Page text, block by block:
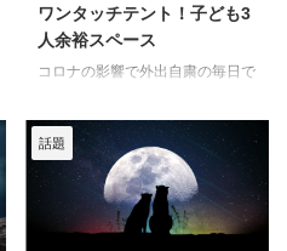
「ストロベリームーン」。 6月５
日の今宵から６日早朝にかけて、
見ることができました。 ストロ
はどんな満月でしょうか。 見逃
してしまったという方に、 昨夜
から今朝にかけての ...
ワンタッチテント！子ども3
人余裕スペース
コロナの影響で外出自粛の毎日で
みました。 子どもが３人テント
に入っても、スペースに余裕があ
る庭キャンプにちょうどいいワン
タッチテントをご紹介！ 実際テ
ントを利用してみて良かった点や
悪かった点をまとめてみました。
話題